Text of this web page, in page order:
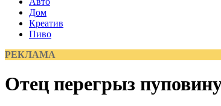
Дом
Креатив
Пиво
РЕКЛАМА
Отец перегрыз